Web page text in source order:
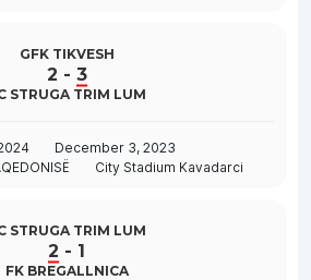
GFK TIKVESH
2 - 3
STRUGA TRIM LUM
December 3, 2023
City Stadium Kavadarci
STRUGA TRIM LUM
2 - 1
FK BREGALLNICA